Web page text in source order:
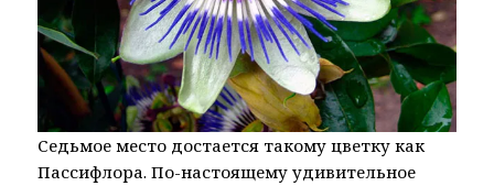
Седьмое место достается такому цветку как
Пассифлора. По-настоящему удивительное